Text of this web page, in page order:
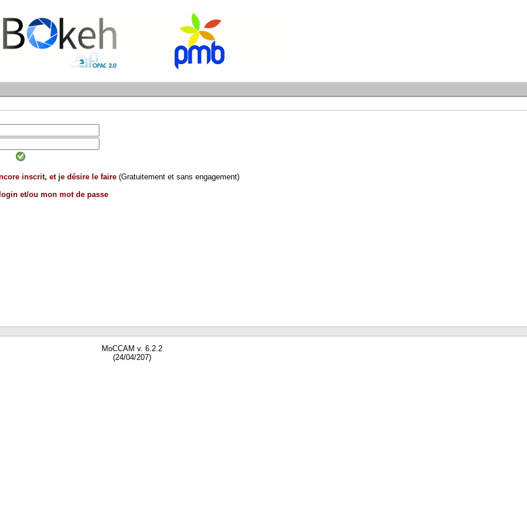
inscrit, et je désire le faire (Gratuitement et sans engagement)
et/ou mon mot de passe
MoCCAM v. 6.2.2
(24/04/207)